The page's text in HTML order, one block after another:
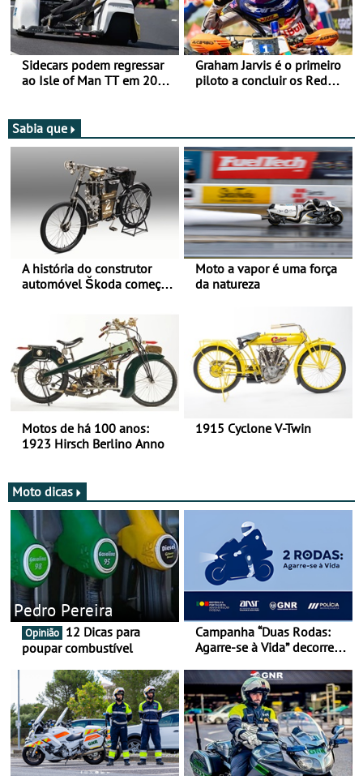
Sidecars podem regressar
ao Isle of Man TT em 2027
Graham Jarvis é o primeiro
piloto a concluir os Red
Sabia que
A história do construtor
automóvel Škoda começou
Moto a vapor é uma força
da natureza
Motos de há 100 anos:
1923 Hirsch Berlino Anno
1915 Cyclone V-Twin
Moto dicas
Pedro Pereira
Opinião
poupar combustível
Campanha “Duas Rodas:
Agarre-se à Vida” decorre